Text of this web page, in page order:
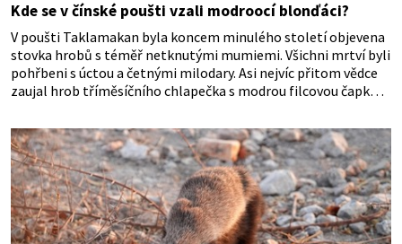
Kde se v čínské poušti vzali modroocí blonďáci?
V poušti Taklamakan byla koncem minulého století objevena
stovka hrobů s téměř netknutými mumiemi. Všichni mrtví byli
pohřbeni s úctou a četnými milodary. Asi nejvíc přitom vědce
zaujal hrob tříměsíčního chlapečka s modrou filcovou čapkou,
nesmírně dobře zachovalá, přičítají odborníci zdejším
klimatickým podmínkám. Sucho, prosolené písky a extrémně